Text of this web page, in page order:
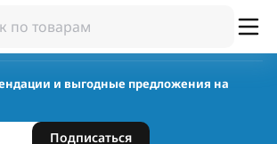
и выгодные предложения на
Подписаться